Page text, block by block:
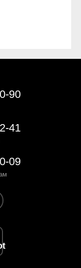
90
41
09